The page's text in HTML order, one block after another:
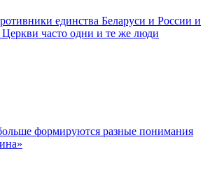
единства Беларуси и России и
часто одни и те же люди
формируются разные понимания